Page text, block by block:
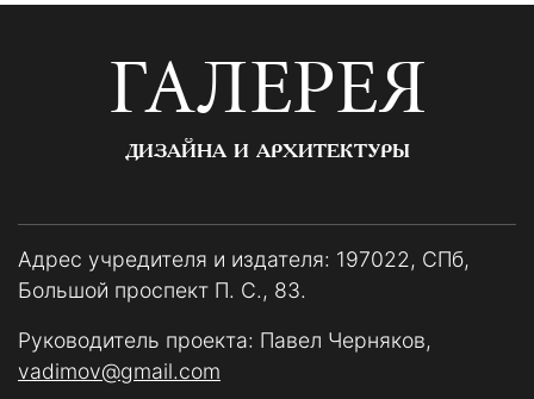
ГАЛЕРЕЯ
ДИЗАЙНА И АРХИТЕКТУРЫ
Адрес учредителя и издателя: 197022, СПб,
Большой проспект П. С., 83.
Руководитель проекта: Павел Черняков,
vadimov@gmail.com